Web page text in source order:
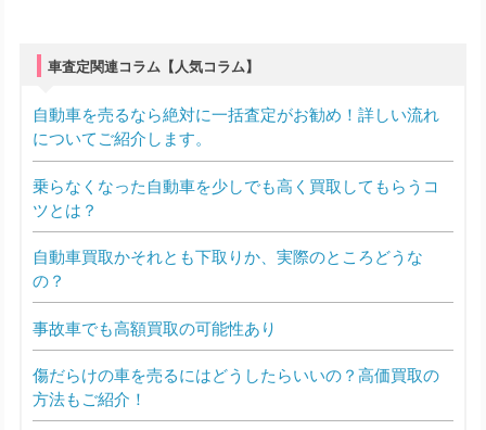
車査定関連コラム【人気コラム】
自動車を売るなら絶対に一括査定がお勧め！詳しい流れ
についてご紹介します。
乗らなくなった自動車を少しでも高く買取してもらうコ
ツとは？
自動車買取かそれとも下取りか、実際のところどうな
の？
事故車でも高額買取の可能性あり
傷だらけの車を売るにはどうしたらいいの？高価買取の
方法もご紹介！